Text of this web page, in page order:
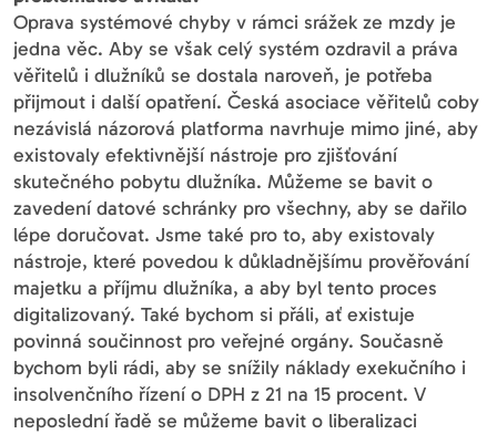
Oprava systémové chyby v rámci srážek ze mzdy je
jedna věc. Aby se však celý systém ozdravil a práva
věřitelů i dlužníků se dostala naroveň, je potřeba
přijmout i další opatření. Česká asociace věřitelů coby
nezávislá názorová platforma navrhuje mimo jiné, aby
existovaly efektivnější nástroje pro zjišťování
skutečného pobytu dlužníka. Můžeme se bavit o
zavedení datové schránky pro všechny, aby se dařilo
lépe doručovat. Jsme také pro to, aby existovaly
nástroje, které povedou k důkladnějšímu prověřování
majetku a příjmu dlužníka, a aby byl tento proces
digitalizovaný. Také bychom si přáli, ať existuje
povinná součinnost pro veřejné orgány. Současně
bychom byli rádi, aby se snížily náklady exekučního i
insolvenčního řízení o DPH z 21 na 15 procent. V
neposlední řadě se můžeme bavit o liberalizaci